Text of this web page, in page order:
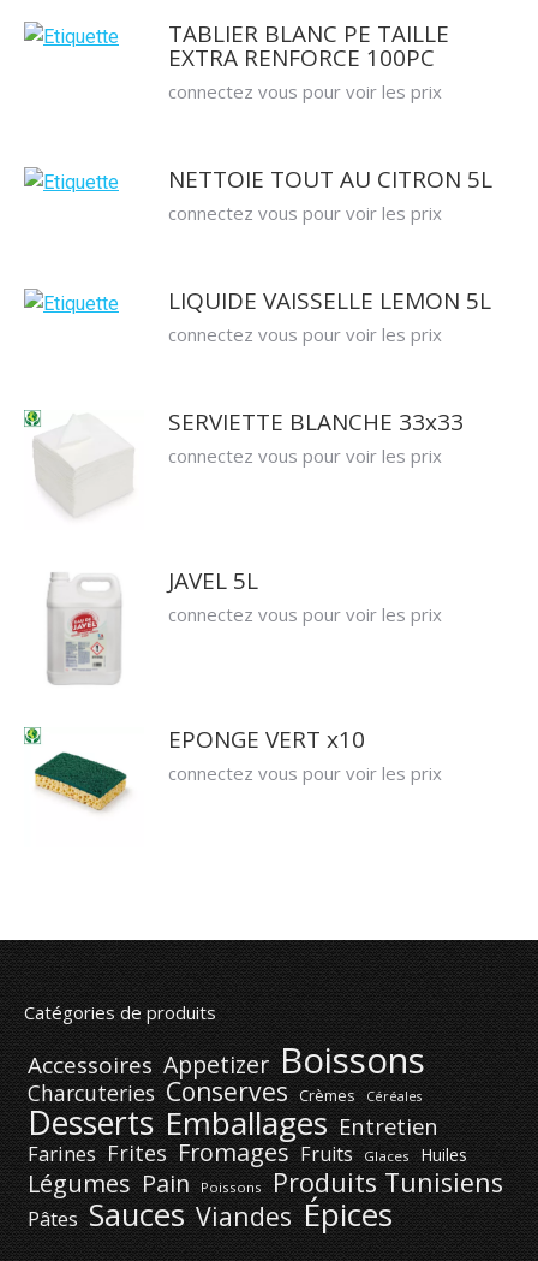
TABLIER BLANC PE TAILLE
EXTRA RENFORCE 100PC
connectez vous pour voir les prix
NETTOIE TOUT AU CITRON 5L
connectez vous pour voir les prix
LIQUIDE VAISSELLE LEMON 5L
connectez vous pour voir les prix
SERVIETTE BLANCHE 33x33
connectez vous pour voir les prix
JAVEL 5L
connectez vous pour voir les prix
EPONGE VERT x10
connectez vous pour voir les prix
Catégories de produits
Accessoires Appetizer Boissons
Charcuteries Conserves Crèmes Céréales
Desserts Emballages Entretien
Farines Frites Fromages Fruits Glaces Huiles
Légumes Pain Poissons Produits Tunisiens
Pâtes Sauces Viandes Épices